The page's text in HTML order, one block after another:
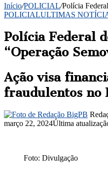
Início/POLICIAL/Polícia
POLICIALULTIMAS
Polícia Federal
“Operação
Ação visa
fraudulentos no
março 22, 2024Última
Foto: Divulgação